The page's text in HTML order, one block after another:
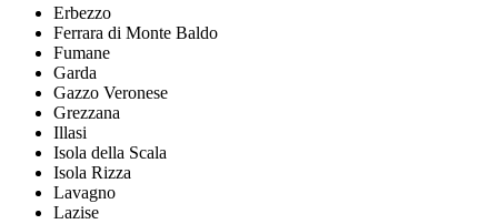
Erbezzo
Ferrara di Monte Baldo
Fumane
Garda
Gazzo Veronese
Grezzana
Illasi
Isola della Scala
Isola Rizza
Lavagno
Lazise